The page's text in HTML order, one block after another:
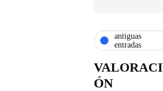
antiguas
entradas
VALORACI
ÓN